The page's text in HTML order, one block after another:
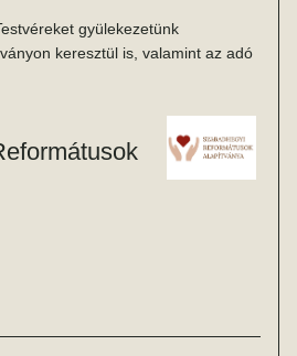
gyülekezetünk
keresztül is, valamint az adó